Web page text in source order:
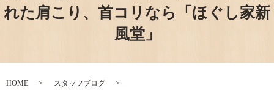
れた肩こり、首コリなら「ほぐし家新
風堂」
HOME
スタッフブログ